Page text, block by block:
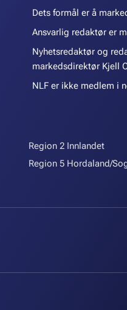
Dets formål er å
Ansvarlig redaktør er
Nyhetsredaktør og
markedsdirektør Kjell
NLF er ikke medlem i
Region 2 Innlandet
Region 5 Hordaland/